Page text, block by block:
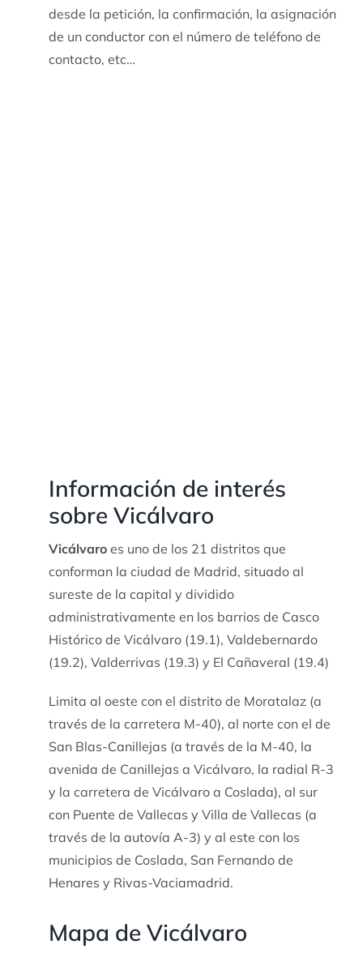
desde la petición, la confirmación, la asignación
de un conductor con el número de teléfono de
contacto, etc…
Información de interés
sobre Vicálvaro
Vicálvaroes uno de los 21 distritos que
conforman la ciudad de Madrid, situado al
sureste de la capital y dividido
administrativamente en los barrios de Casco
Histórico de Vicálvaro (19.1), Valdebernardo
(19.2), Valderrivas (19.3) y El Cañaveral (19.4)
Limita al oeste con el distrito de Moratalaz (a
través de la carretera M-40), al norte con el de
San Blas-Canillejas (a través de la M-40, la
avenida de Canillejas a Vicálvaro, la radial R-3
y la carretera de Vicálvaro a Coslada), al sur
con Puente de Vallecas y Villa de Vallecas (a
través de la autovía A-3) y al este con los
municipios de Coslada, San Fernando de
Henares y Rivas-Vaciamadrid.
Mapa de Vicálvaro